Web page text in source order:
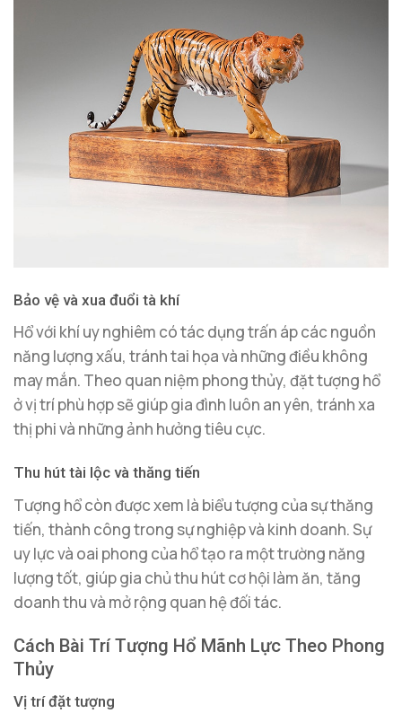
Bảo vệ và xua đuổi tà khí
Hổ với khí uy nghiêm có tác dụng trấn áp các nguồn
năng lượng xấu, tránh tai họa và những điều không
may mắn. Theo quan niệm phong thủy, đặt tượng hổ
ở vị trí phù hợp sẽ giúp gia đình luôn an yên, tránh xa
thị phi và những ảnh hưởng tiêu cực.
Thu hút tài lộc và thăng tiến
Tượng hổ còn được xem là biểu tượng của sự thăng
tiến, thành công trong sự nghiệp và kinh doanh. Sự
uy lực và oai phong của hổ tạo ra một trường năng
lượng tốt, giúp gia chủ thu hút cơ hội làm ăn, tăng
doanh thu và mở rộng quan hệ đối tác.
Cách Bài Trí Tượng Hổ Mãnh Lực Theo Phong
Thủy
Vị trí đặt tượng